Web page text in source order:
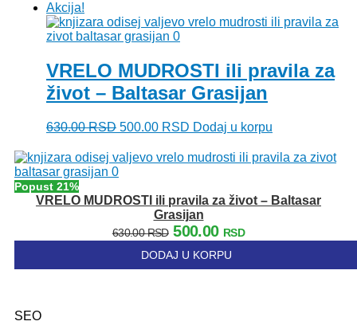
Akcija!
VRELO MUDROSTI ili pravila za
život – Baltasar Grasijan
630.00RSD Originalna
je
500.00 RSD Trenutna
je:
Dodaj u korpu
Popust 21%
VRELO MUDROSTI ili pravila za život – Baltasar
Grasijan
630.00RSD Originalna
cena
je
500.00 RSDTrenutna
je:
DODAJ U KORPU
SEO